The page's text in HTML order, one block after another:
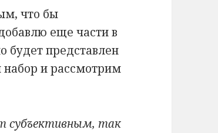
что бы
еще части в
будет представлен
набор и рассмотрим
субъективным, так